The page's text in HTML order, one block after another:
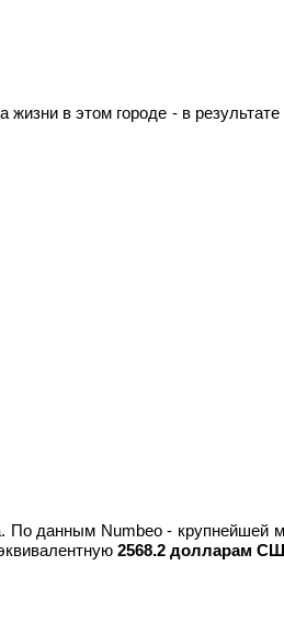
в этом городе - в
По данным Numbeo -
2568.2 долларам